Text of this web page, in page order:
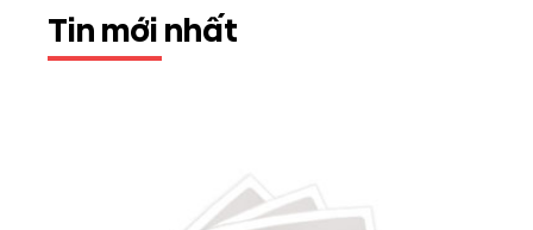
Tin mới nhất